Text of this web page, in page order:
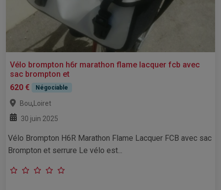
Vélo brompton h6r marathon flame lacquer fcb avec
sac brompton et
620 €
Négociable
Bou, Loiret
30 juin 2025
Vélo Brompton H6R Marathon Flame Lacquer FCB avec sac
Brompton et serrure Le vélo est...